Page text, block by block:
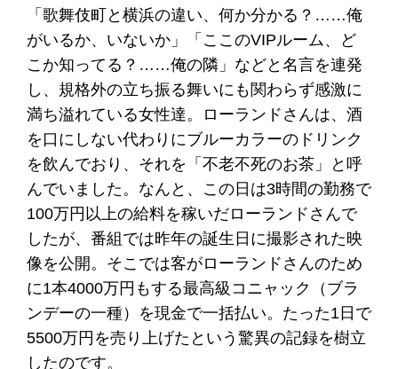
「歌舞伎町と横浜の違い、何か分かる？……俺
がいるか、いないか」「ここのVIPルーム、ど
こか知ってる？……俺の隣」などと名言を連発
し、規格外の立ち振る舞いにも関わらず感激に
満ち溢れている女性達。ローランドさんは、酒
を口にしない代わりにブルーカラーのドリンク
を飲んでおり、それを「不老不死のお茶」と呼
んでいました。なんと、この日は3時間の勤務で
100万円以上の給料を稼いだローランドさんで
したが、番組では昨年の誕生日に撮影された映
像を公開。そこでは客がローランドさんのため
に1本4000万円もする最高級コニャック（ブラ
ンデーの一種）を現金で一括払い。たった1日で
5500万円を売り上げたという驚異の記録を樹立
したのです。